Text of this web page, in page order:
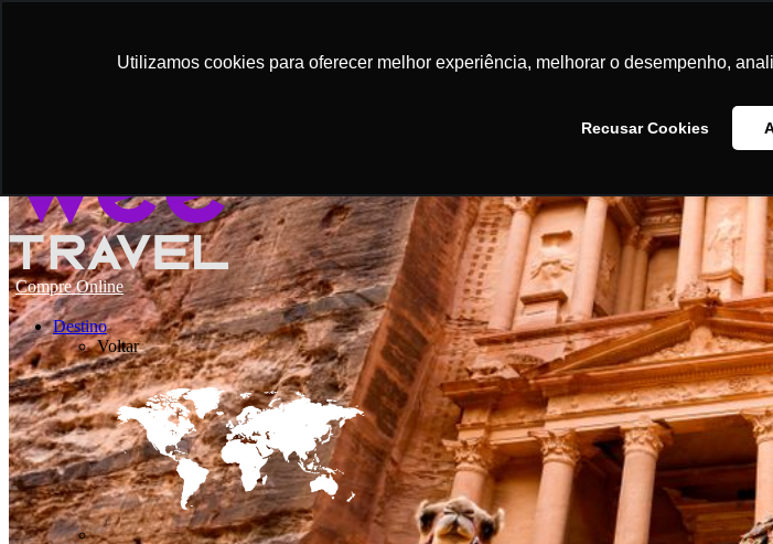
Utilizamos cookies para oferecer melhor experiência, melhorar o desempenho,
Recusar Cookies
Compre Online
Destino
Voltar